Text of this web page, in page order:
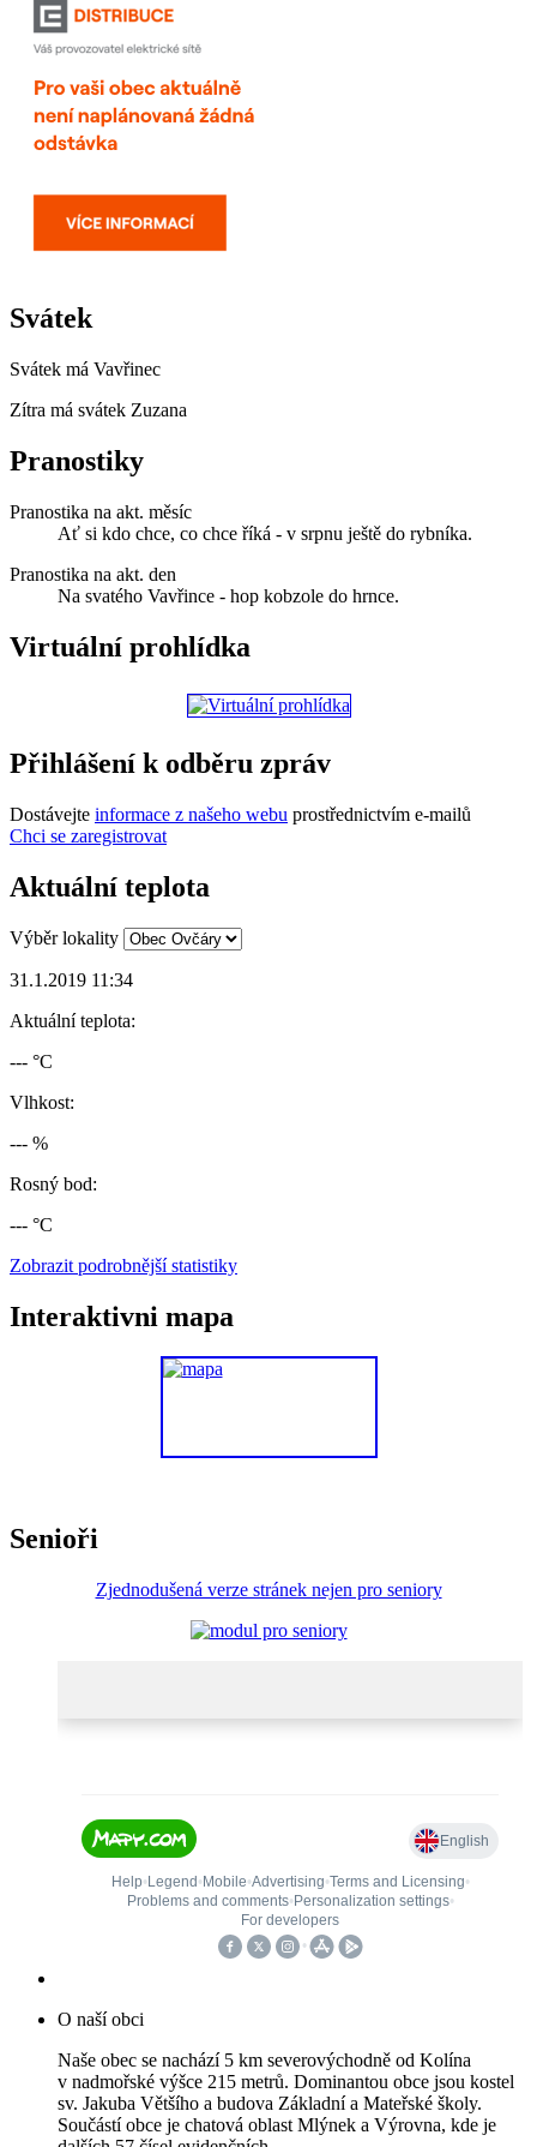
Svátek
Svátek má Vavřinec
Zítra má svátek Zuzana
Pranostiky
Pranostika na akt. měsíc
Ať si kdo chce, co chce říká - v srpnu ještě do rybníka.
Pranostika na akt. den
Na svatého Vavřince - hop kobzole do hrnce.
Virtuální prohlídka
Přihlášení k odběru zpráv
Dostávejte informace z našeho webu prostřednictvím e-mailů
Chci se zaregistrovat
Aktuální teplota
Výběr lokality
31.1.2019 11:34
Aktuální teplota:
--- °C
Vlhkost:
--- %
Rosný bod:
--- °C
Zobrazit podrobnější statistiky
Interaktivni mapa
Senioři
Zjednodušená verze stránek nejen pro seniory
O naší obci
Naše obec se nachází 5 km severovýchodně od Kolína
v nadmořské výšce 215 metrů. Dominantou obce jsou kostel
sv. Jakuba Většího a budova Základní a Mateřské školy.
Součástí obce je chatová oblast Mlýnek a Výrovna, kde je